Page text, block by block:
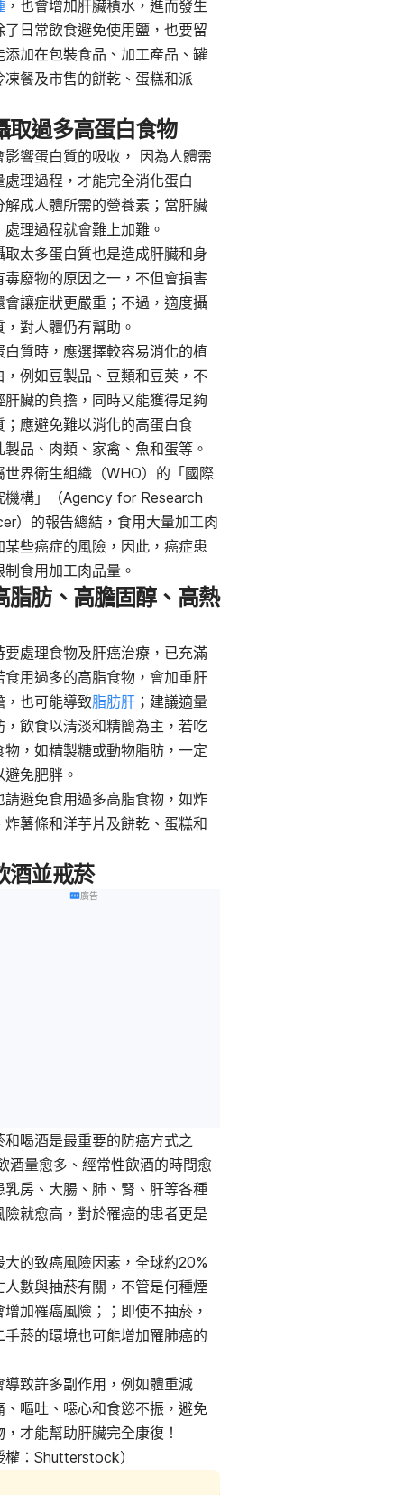
，也會增加肝臟積水，進而發生
了日常飲食避免使用鹽，也要留
添加在包裝食品、加工產品、罐
凍餐及市售的餅乾、蛋糕和派
取過多高蛋白食物
影響蛋白質的吸收， 因為人體需
處理過程，才能完全消化蛋白
解成人體所需的營養素；當肝臟
理過程就會難上加難。
取太多蛋白質也是造成肝臟和身
毒廢物的原因之一，不但會損害
會讓症狀更嚴重；不過，適度攝
對人體仍有幫助。
白質時，應選擇較容易消化的植
，例如豆製品、豆類和豆莢，不
肝臟的負擔，同時又能獲得足夠
；應避免難以消化的高蛋白食
品、肉類、家禽、魚和蛋等。
世界衛生組織（WHO）的「國際
機構」（Agency for Research
）的報告總結，食用大量加工肉
某些癌症的風險，因此，癌症患
食用加工肉品量。
脂肪、高膽固醇、高熱
要處理食物及肝癌治療，已充滿
食用過多的高脂食物，會加重肝
，也可能導致脂肪肝；建議適量
，飲食以清淡和精簡為主，若吃
物，如精製糖或動物脂肪，一定
免肥胖。
請避免食用過多高脂食物，如炸
炸薯條和洋芋片及餅乾、蛋糕和
酒並戒菸
廣告
和喝酒是最重要的防癌方式之
酒量愈多、經常性飲酒的時間愈
乳房、大腸、肺、腎、肝等各種
險就愈高，對於罹癌的患者更是
大的致癌風險因素，全球約20%
人數與抽菸有關，不管是何種煙
加罹癌風險；；即使不抽菸，
手菸的環境也可能增加罹肺癌的
導致許多副作用，例如體重減
、嘔吐、噁心和食慾不振，避免
才能幫助肝臟完全康復！
：Shutterstock）